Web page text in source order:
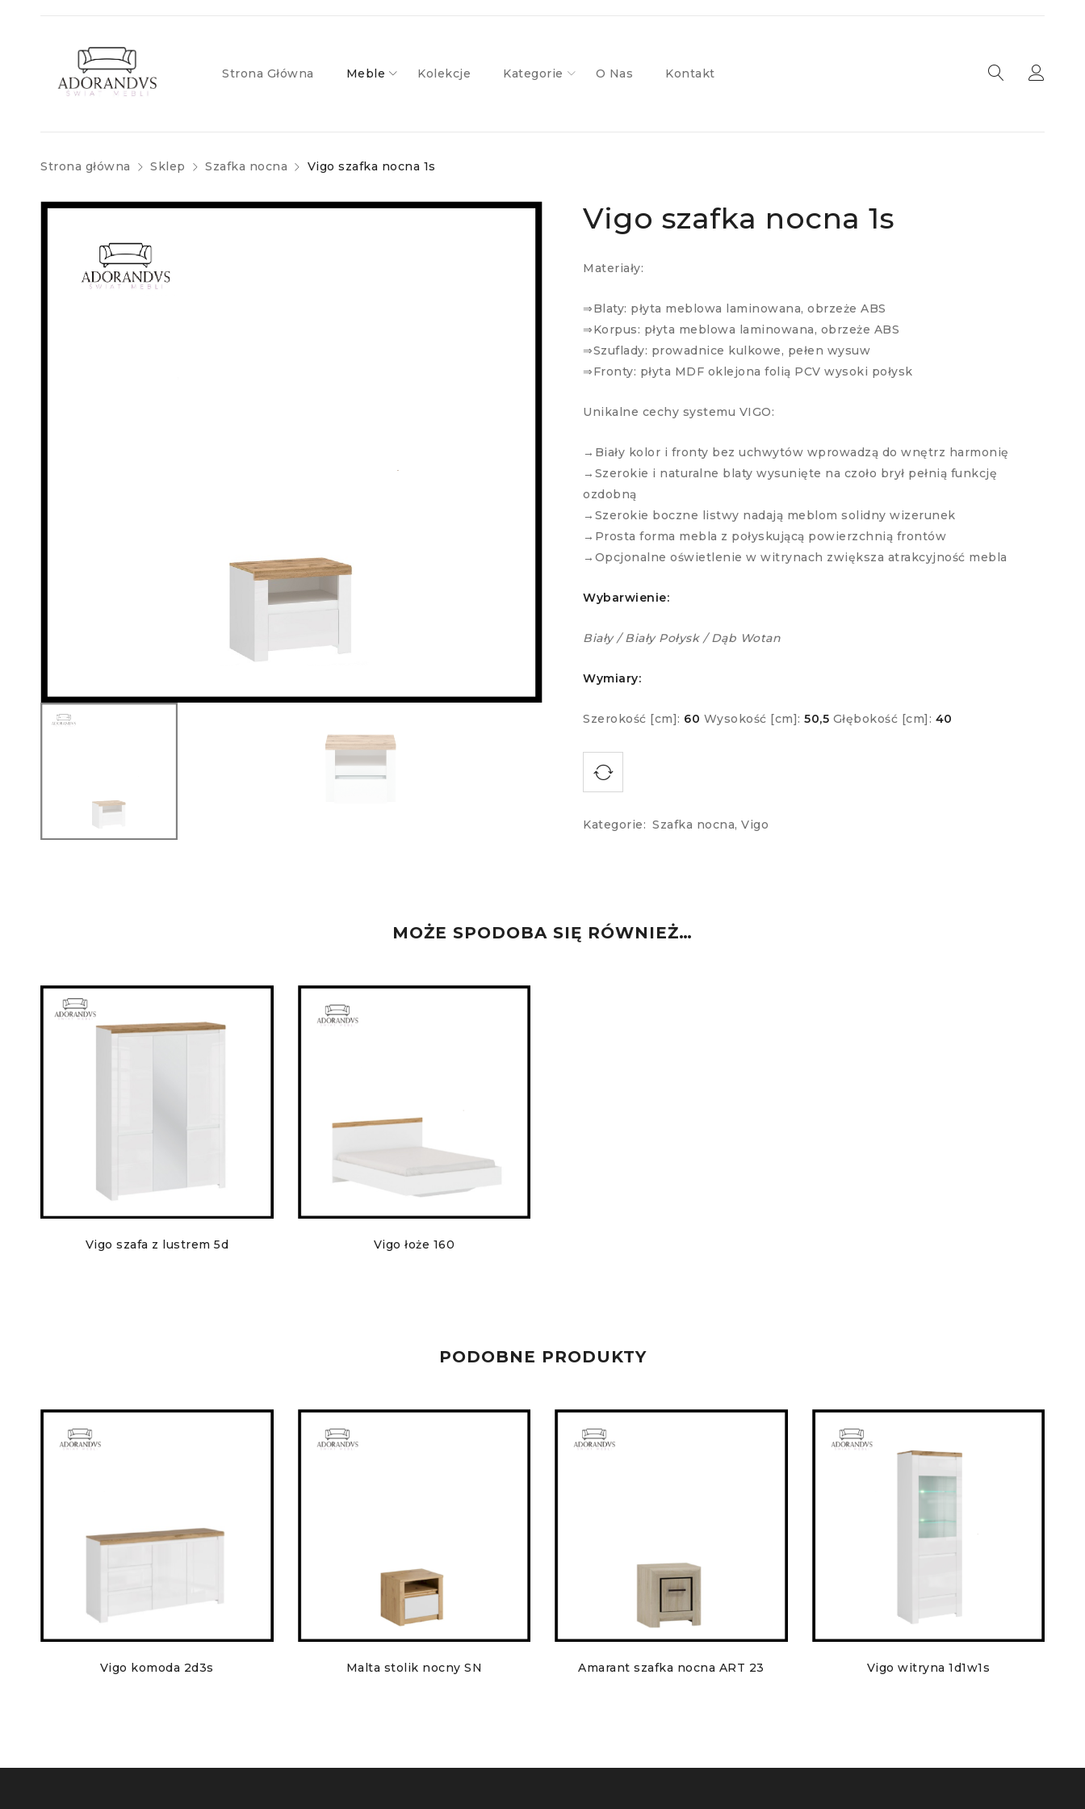
Strona Główna Meble Kolekcje Kategorie O Nas Kontakt
Strona główna Sklep Szafka nocna Vigo szafka nocna 1s
Vigo szafka nocna 1s
Materiały:
⇒Blaty: płyta meblowa laminowana, obrzeże ABS
⇒Korpus: płyta meblowa laminowana, obrzeże ABS
⇒Szuflady: prowadnice kulkowe, pełen wysuw
⇒Fronty: płyta MDF oklejona folią PCV wysoki połysk
Unikalne cechy systemu VIGO:
→Biały kolor i fronty bez uchwytów wprowadzą do wnętrz harmonię
→Szerokie i naturalne blaty wysunięte na czoło brył pełnią funkcję
ozdobną
→Szerokie boczne listwy nadają meblom solidny wizerunek
→Prosta forma mebla z połyskującą powierzchnią frontów
→Opcjonalne oświetlenie w witrynach zwiększa atrakcyjność mebla
Wybarwienie:
Biały / Biały Połysk / Dąb Wotan
Wymiary:
Szerokość [cm]: 60 Wysokość [cm]: 50,5 Głębokość [cm]: 40
Kategorie: Szafka nocna, Vigo
MOŻE SPODOBA SIĘ RÓWNIEŻ…
Vigo szafa z lustrem 5d Vigo łoże 160
PODOBNE PRODUKTY
Vigo komoda 2d3s Malta stolik nocny SN Amarant szafka nocna ART 23 Vigo witryna 1d1w1s